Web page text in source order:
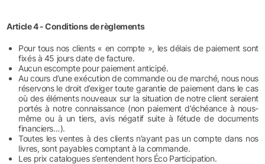
Article 4 - Conditions de règlements
Pour tous nos clients « en compte », les délais de paiement sont
fixés à 45 jours date de facture.
Aucun escompte pour paiement anticipé.
Au cours d’une exécution de commande ou de marché, nous nous
réservons le droit d’exiger toute garantie de paiement dans le cas
où des éléments nouveaux sur la situation de notre client seraient
portés à notre connaissance (non paiement d’échéance à nous-
même ou à un tiers, avis négatif suite à l’étude de documents
financiers…).
Toutes les ventes à des clients n’ayant pas un compte dans nos
livres, sont payables comptant à la commande.
Les prix catalogues s’entendent hors Éco Participation.